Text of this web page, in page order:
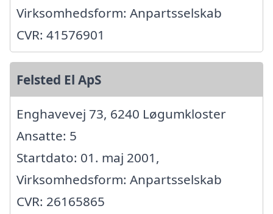
Virksomhedsform: Anpartsselskab
CVR: 41576901
Felsted El ApS
Enghavevej 73, 6240 Løgumkloster
Ansatte: 5
Startdato: 01. maj 2001,
Virksomhedsform: Anpartsselskab
CVR: 26165865